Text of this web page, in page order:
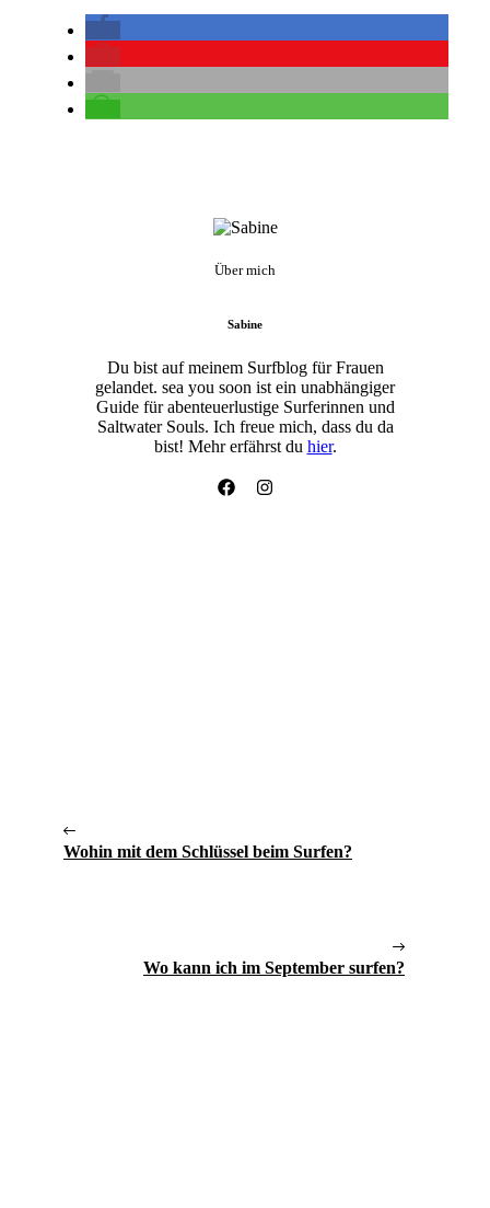
Über mich
Sabine
Du bist auf meinem Surfblog für Frauen
gelandet. sea you soon ist ein unabhängiger
Guide für abenteuerlustige Surferinnen und
Saltwater Souls. Ich freue mich, dass du da
bist! Mehr erfährst du hier.
Wohin mit dem Schlüssel beim Surfen?
Wo kann ich im September surfen?